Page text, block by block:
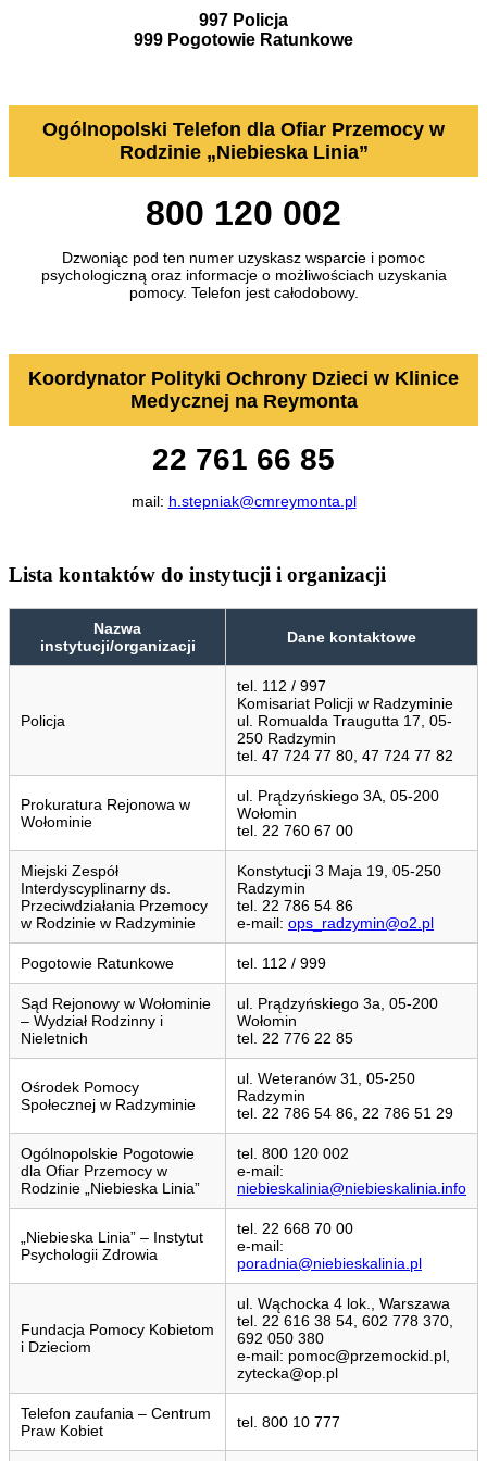
997 Policja
999 Pogotowie Ratunkowe
Ogólnopolski Telefon dla Ofiar Przemocy w
Rodzinie „Niebieska Linia”
800 120 002
Dzwoniąc pod ten numer uzyskasz wsparcie i pomoc
psychologiczną oraz informacje o możliwościach uzyskania
pomocy. Telefon jest całodobowy.
Koordynator Polityki Ochrony Dzieci w Klinice
Medycznej na Reymonta
22 761 66 85
mail: h.stepniak@cmreymonta.pl
Lista kontaktów do instytucji i organizacji
Nazwa
instytucji/organizacji
Dane kontaktowe
Policja
tel. 112 / 997
Komisariat Policji w Radzyminie
ul. Romualda Traugutta 17, 05-
250 Radzymin
tel. 47 724 77 80, 47 724 77 82
Prokuratura Rejonowa w
Wołominie
ul. Prądzyńskiego 3A, 05-200
Wołomin
tel. 22 760 67 00
Miejski Zespół
Interdyscyplinarny ds.
Przeciwdziałania Przemocy
w Rodzinie w Radzyminie
Konstytucji 3 Maja 19, 05-250
Radzymin
tel. 22 786 54 86
e-mail: ops_radzymin@o2.pl
Pogotowie Ratunkowe tel. 112 / 999
Sąd Rejonowy w Wołominie
– Wydział Rodzinny i
Nieletnich
ul. Prądzyńskiego 3a, 05-200
Wołomin
tel. 22 776 22 85
Ośrodek Pomocy
Społecznej w Radzyminie
ul. Weteranów 31, 05-250
Radzymin
tel. 22 786 54 86, 22 786 51 29
Ogólnopolskie Pogotowie
dla Ofiar Przemocy w
Rodzinie „Niebieska Linia”
tel. 800 120 002
e-mail:
niebieskalinia@niebieskalinia.info
„Niebieska Linia” – Instytut
Psychologii Zdrowia
tel. 22 668 70 00
e-mail:
poradnia@niebieskalinia.pl
Fundacja Pomocy Kobietom
i Dzieciom
ul. Wąchocka 4 lok., Warszawa
tel. 22 616 38 54, 602 778 370,
692 050 380
e-mail: pomoc@przemockid.pl,
zytecka@op.pl
Telefon zaufania – Centrum
Praw Kobiet
tel. 800 10 777